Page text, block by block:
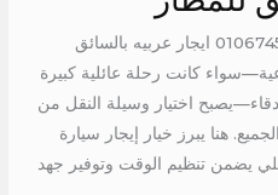
ايجار عربيه بالسائق للمطار 01067451866 ايجار عربيه بالسائق
كانت رحلة عائلية كبيرة
اختيار وسيلة النقل من
هنا يبرز خيار إيجار سيارة
يضمن تنظيم الوقت وتوفير جهد